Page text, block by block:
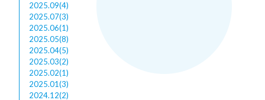
2025.09(4)
2025.07(3)
2025.06(1)
2025.05(8)
2025.04(5)
2025.03(2)
2025.02(1)
2025.01(3)
2024.12(2)